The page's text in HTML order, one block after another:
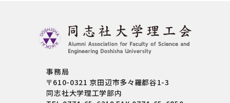
事務局
〒610-0321 京田辺市多々羅都谷1-3
同志社大学理工学部内